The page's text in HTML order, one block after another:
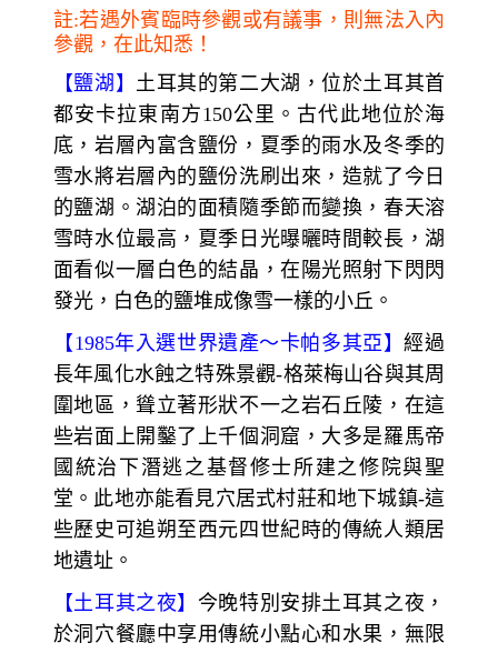
註:若遇外賓臨時參觀或有議事，則無法入內
參觀，在此知悉！
【鹽湖】 土耳其的第二大湖，位於土耳其首
都安卡拉東南方150公里。古代此地位於海
底，岩層內富含鹽份，夏季的雨水及冬季的
雪水將岩層內的鹽份洗刷出來，造就了今日
的鹽湖。湖泊的面積隨季節而變換，春天溶
雪時水位最高，夏季日光曝曬時間較長，湖
面看似一層白色的結晶，在陽光照射下閃閃
發光，白色的鹽堆成像雪一樣的小丘。
【1985年入選世界遺產～卡帕多其亞】經過
長年風化水蝕之特殊景觀-格萊梅山谷與其周
圍地區，聳立著形狀不一之岩石丘陵，在這
些岩面上開鑿了上千個洞窟，大多是羅馬帝
國統治下潛逃之基督修士所建之修院與聖
堂。此地亦能看見穴居式村莊和地下城鎮-這
些歷史可追朔至西元四世紀時的傳統人類居
地遺址。
【土耳其之夜】 今晚特別安排土耳其之夜，
於洞穴餐廳中享用傳統小點心和水果，無限